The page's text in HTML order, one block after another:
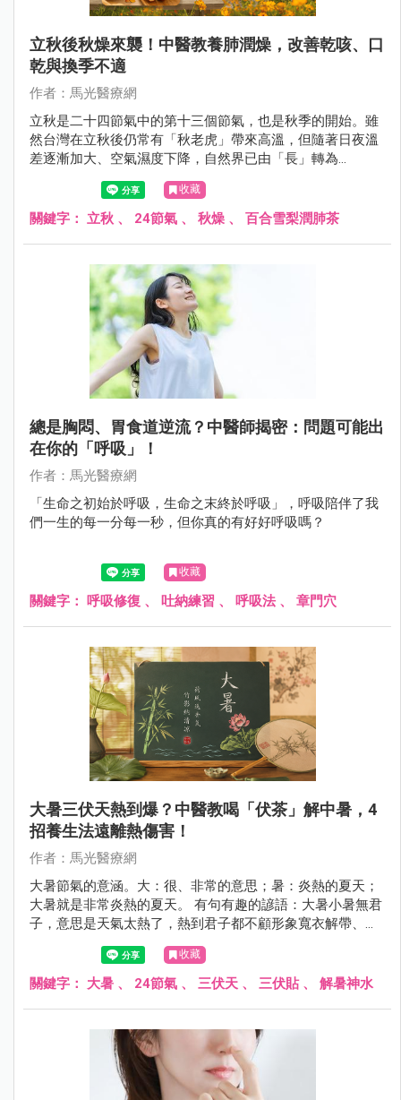
立秋後秋燥來襲！中醫教養肺潤燥，改善乾咳、口
乾與換季不適
作者：馬光醫療網
立秋是二十四節氣中的第十三個節氣，也是秋季的開始。雖
然台灣在立秋後仍常有「秋老虎」帶來高溫，但隨著日夜溫
差逐漸加大、空氣濕度下降，自然界已由「長」轉為
「收」，人體也開始受到「燥邪」影響。中醫認為「秋氣通
於肺」，因此立秋養生的重點在於養陰潤肺、防燥保津，為
接下來的秋冬季節打好健康基礎。
收藏
關鍵字： 立秋 、 24節氣 、 秋燥 、 百合雪梨潤肺茶
總是胸悶、胃食道逆流？中醫師揭密：問題可能出
在你的「呼吸」！
作者：馬光醫療網
「生命之初始於呼吸，生命之末終於呼吸」，呼吸陪伴了我
們一生的每一分每一秒，但你真的有好好呼吸嗎？
收藏
關鍵字： 呼吸修復 、 吐納練習 、 呼吸法 、 章門穴
大暑三伏天熱到爆？中醫教喝「伏茶」解中暑，4
招養生法遠離熱傷害！
作者：馬光醫療網
大暑節氣的意涵。大：很、非常的意思；暑：炎熱的夏天；
大暑就是非常炎熱的夏天。 有句有趣的諺語：大暑小暑無君
子，意思是天氣太熱了，熱到君子都不顧形象寬衣解帶、袒
胸露背來散熱消暑。
收藏
關鍵字： 大暑 、 24節氣 、 三伏天 、 三伏貼、 解暑神水